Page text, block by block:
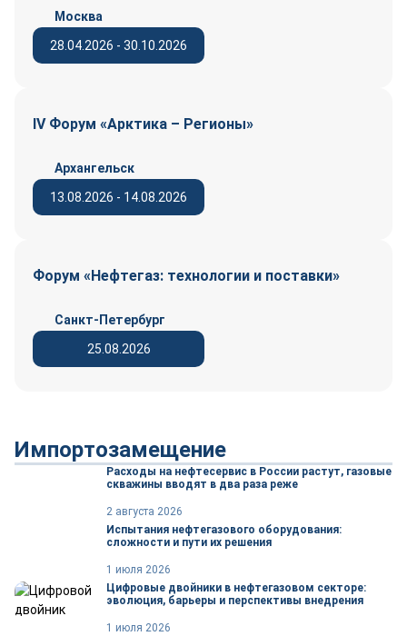
28.04.2026 - 30.10.2026
Москва
IV Форум «Арктика – Регионы»
13.08.2026 - 14.08.2026
Архангельск
Форум «Нефтегаз: технологии и поставки»
25.08.2026
Санкт-Петербург
Импортозамещение
Расходы на нефтесервис в России растут, газовые
скважины вводят в два раза реже
2 августа 2026
Испытания нефтегазового оборудования:
сложности и пути их решения
1 июля 2026
Цифровые двойники в нефтегазовом секторе:
эволюция, барьеры и перспективы внедрения
1 июля 2026